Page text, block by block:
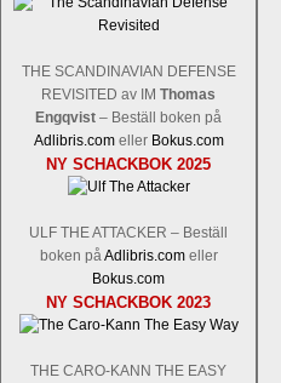
THE SCANDINAVIAN DEFENSE
REVISITED av IM Thomas
Engqvist – Beställ boken på
Adlibris.comeller Bokus.com
NY SCHACKBOK 2025
ULF THE ATTACKER – Beställ
boken påAdlibris.comeller
Bokus.com
NY SCHACKBOK 2023
THE CARO-KANN THE EASY